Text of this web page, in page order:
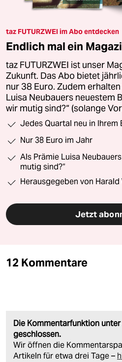
taz FUTURZWEI im Abo entdecken
Endlich mal ein
taz FUTURZWEI ist unser
Zukunft. Das Abo bietet
nur 38 Euro. Zudem
Luisa Neubauers neuestem
wir mutig sind?“ (solange
Jedes Quartal neu in Ihrem
Nur 38 Euro im Jahr
Als Prämie Luisa
mutig sind?“
Herausgegeben von Harald
Jetzt
12 Kommentare
Die Kommentarfunktion
geschlossen.
Wir öffnen die
Artikeln für etwa drei Tage –